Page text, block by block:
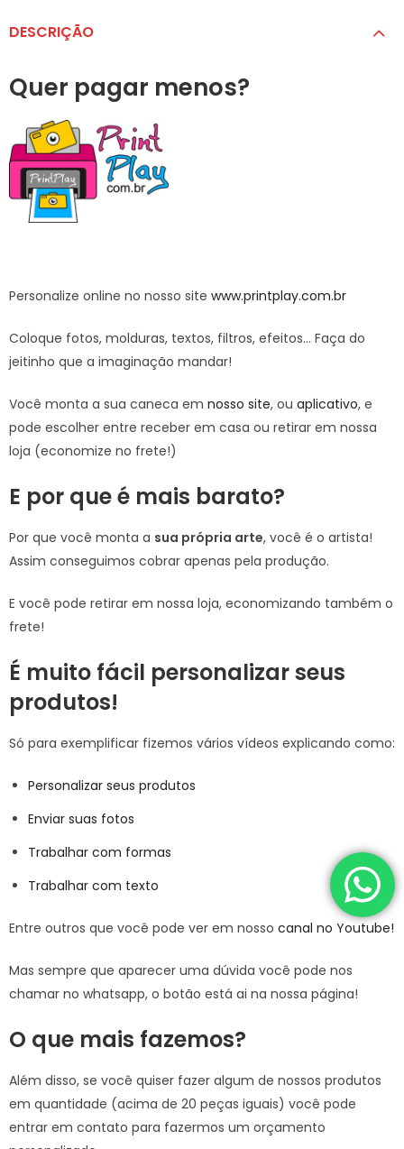
DESCRIÇÃO
Quer pagar menos?
Personalize online no nosso site www.printplay.com.br
Coloque fotos, molduras, textos, filtros, efeitos… Faça do
jeitinho que a imaginação mandar!
Você monta a sua caneca em nosso site, ou aplicativo, e
pode escolher entre receber em casa ou retirar em nossa
loja (economize no frete!)
E por que é mais barato?
Por que você monta a sua própria arte, você é o artista!
Assim conseguimos cobrar apenas pela produção.
E você pode retirar em nossa loja, economizando também o
frete!
É muito fácil personalizar seus
produtos!
Só para exemplificar fizemos vários vídeos explicando como:
Personalizar seus produtos
Enviar suas fotos
Trabalhar com formas
Trabalhar com texto
Entre outros que você pode ver em nosso canal no Youtube!
Mas sempre que aparecer uma dúvida você pode nos
chamar no whatsapp, o botão está ai na nossa página!
O que mais fazemos?
Além disso, se você quiser fazer algum de nossos produtos
em quantidade (acima de 20 peças iguais) você pode
entrar em contato para fazermos um orçamento